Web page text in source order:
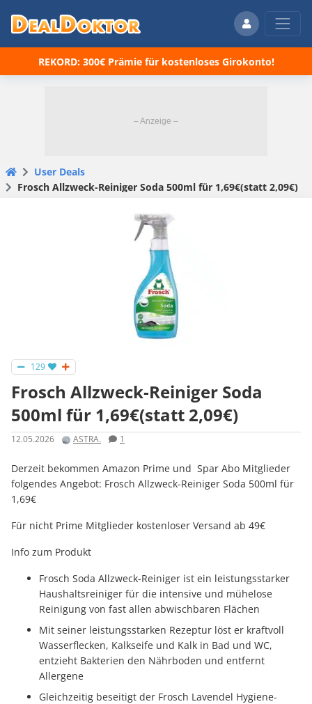
REKORD: 300€ Prämie für kostenloses Girokonto!
User Deals
Frosch Allzweck-Reiniger Soda 500ml für 1,69€(statt 2,09€)
129
Frosch Allzweck-Reiniger Soda
500ml für 1,69€(statt 2,09€)
12.05.2026 ASTRA. 1
Derzeit bekommen Amazon Prime und Spar Abo Mitglieder
folgendes Angebot: Frosch Allzweck-Reiniger Soda 500ml für
1,69€
Für nicht Prime Mitglieder kostenloser Versand ab 49€
Info zum Produkt
Frosch Soda Allzweck-Reiniger ist ein leistungsstarker
Haushaltsreiniger für die intensive und mühelose
Reinigung von fast allen abwischbaren Flächen
Mit seiner leistungsstarken Rezeptur löst er kraftvoll
Wasserflecken, Kalkseife und Kalk in Bad und WC,
entzieht Bakterien den Nährboden und entfernt
Allergene
Gleichzeitig beseitigt der Frosch Lavendel Hygiene-